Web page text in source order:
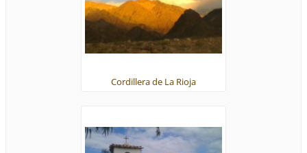
Cordillera de La Rioja